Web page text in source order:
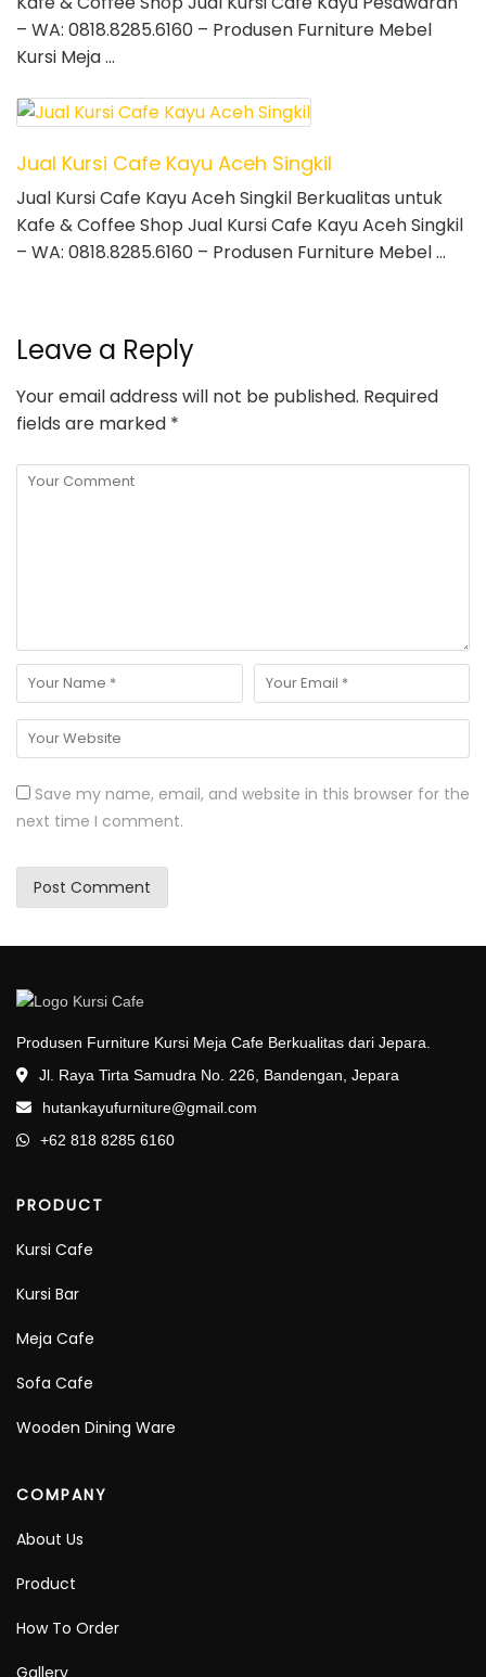
– WA: 0818.8285.6160 – Produsen Furniture Mebel
Kursi Meja …
Jual Kursi Cafe Kayu Aceh Singkil
Jual Kursi Cafe Kayu Aceh Singkil Berkualitas untuk
Kafe & Coffee Shop Jual Kursi Cafe Kayu Aceh Singkil
– WA: 0818.8285.6160 – Produsen Furniture Mebel …
Leave a Reply
Your email address will not be published. Required
fields are marked *
Save my name, email, and website in this browser for the
next time I comment.
Produsen Furniture Kursi Meja Cafe Berkualitas dari Jepara.
Jl. Raya Tirta Samudra No. 226, Bandengan, Jepara
hutankayufurniture@gmail.com
+62 818 8285 6160
PRODUCT
Kursi Cafe
Kursi Bar
Meja Cafe
Sofa Cafe
Wooden Dining Ware
COMPANY
About Us
Product
How To Order
Gallery